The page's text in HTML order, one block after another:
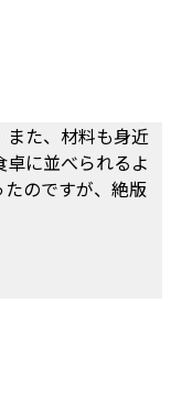
また、材料も身近
に並べられるよ
のですが、絶版